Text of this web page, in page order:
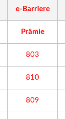
e-Barriere
Prämie
803
810
809